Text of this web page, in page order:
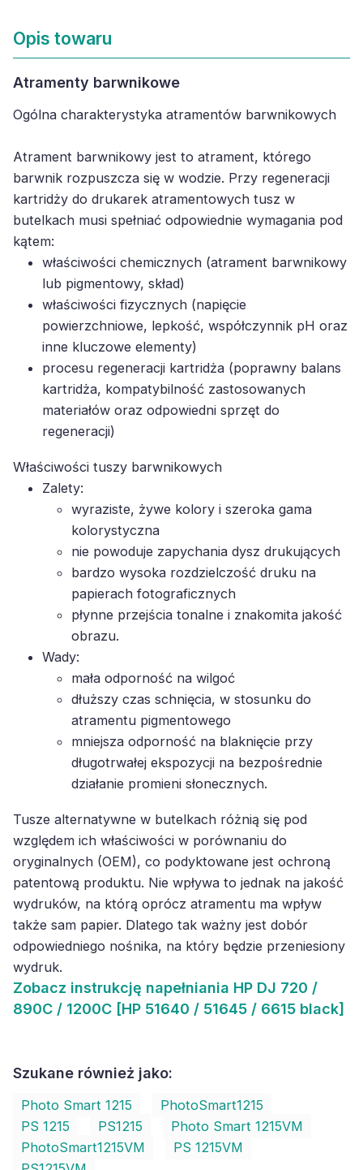
Opis towaru
Atramenty barwnikowe
Ogólna charakterystyka atramentów barwnikowych
Atrament barwnikowy jest to atrament, którego
barwnik rozpuszcza się w wodzie. Przy regeneracji
kartridży do drukarek atramentowych tusz w
butelkach musi spełniać odpowiednie wymagania pod
kątem:
właściwości chemicznych (atrament barwnikowy
lub pigmentowy, skład)
właściwości fizycznych (napięcie
powierzchniowe, lepkość, współczynnik pH oraz
inne kluczowe elementy)
procesu regeneracji kartridża (poprawny balans
kartridża, kompatybilność zastosowanych
materiałów oraz odpowiedni sprzęt do
regeneracji)
Właściwości tuszy barwnikowych
Zalety:
wyraziste, żywe kolory i szeroka gama
kolorystyczna
nie powoduje zapychania dysz drukujących
bardzo wysoka rozdzielczość druku na
papierach fotograficznych
płynne przejścia tonalne i znakomita jakość
obrazu.
Wady:
mała odporność na wilgoć
dłuższy czas schnięcia, w stosunku do
atramentu pigmentowego
mniejsza odporność na blaknięcie przy
długotrwałej ekspozycji na bezpośrednie
działanie promieni słonecznych.
Tusze alternatywne w butelkach różnią się pod
względem ich właściwości w porównaniu do
oryginalnych (OEM), co podyktowane jest ochroną
patentową produktu. Nie wpływa to jednak na jakość
wydruków, na którą oprócz atramentu ma wpływ
także sam papier. Dlatego tak ważny jest dobór
odpowiedniego nośnika, na który będzie przeniesiony
wydruk.
Zobacz instrukcję napełniania HP DJ 720 /
890C / 1200C [HP 51640 / 51645 / 6615 black]
Szukane również jako:
Photo Smart 1215
PhotoSmart1215
PS 1215
PS1215
Photo Smart 1215VM
PhotoSmart1215VM
PS 1215VM